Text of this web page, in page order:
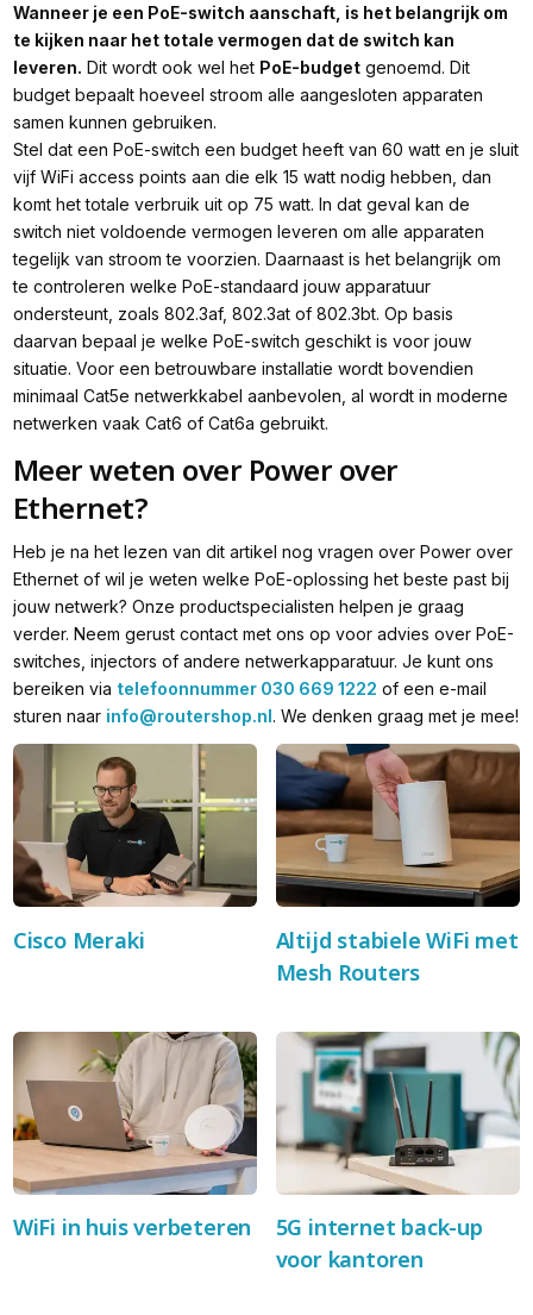
Wanneer je een PoE-switch aanschaft, is het belangrijk om
te kijken naar het totale vermogen dat de switch kan
leveren. Dit wordt ook wel het PoE-budgetgenoemd. Dit
budget bepaalt hoeveel stroom alle aangesloten apparaten
samen kunnen gebruiken.
Stel dat een PoE-switch een budget heeft van 60 watt en je sluit
vijf WiFi access points aan die elk 15 watt nodig hebben, dan
komt het totale verbruik uit op 75 watt. In dat geval kan de
switch niet voldoende vermogen leveren om alle apparaten
tegelijk van stroom te voorzien. Daarnaast is het belangrijk om
te controleren welke PoE-standaard jouw apparatuur
ondersteunt, zoals 802.3af, 802.3at of 802.3bt. Op basis
daarvan bepaal je welke PoE-switch geschikt is voor jouw
situatie. Voor een betrouwbare installatie wordt bovendien
minimaal Cat5e netwerkkabel aanbevolen, al wordt in moderne
netwerken vaak Cat6 of Cat6a gebruikt.
Meer weten over Power over
Ethernet?
Heb je na het lezen van dit artikel nog vragen over Power over
Ethernet of wil je weten welke PoE-oplossing het beste past bij
jouw netwerk? Onze productspecialisten helpen je graag
verder. Neem gerust contact met ons op voor advies over PoE-
switches, injectors of andere netwerkapparatuur. Je kunt ons
bereiken via telefoonnummer 030 669 1222 of een e-mail
sturen naar info@routershop.nl. We denken graag met je mee!
Cisco Meraki
Altijd stabiele WiFi met
Mesh Routers
WiFi in huis verbeteren
5G internet back-up
voor kantoren